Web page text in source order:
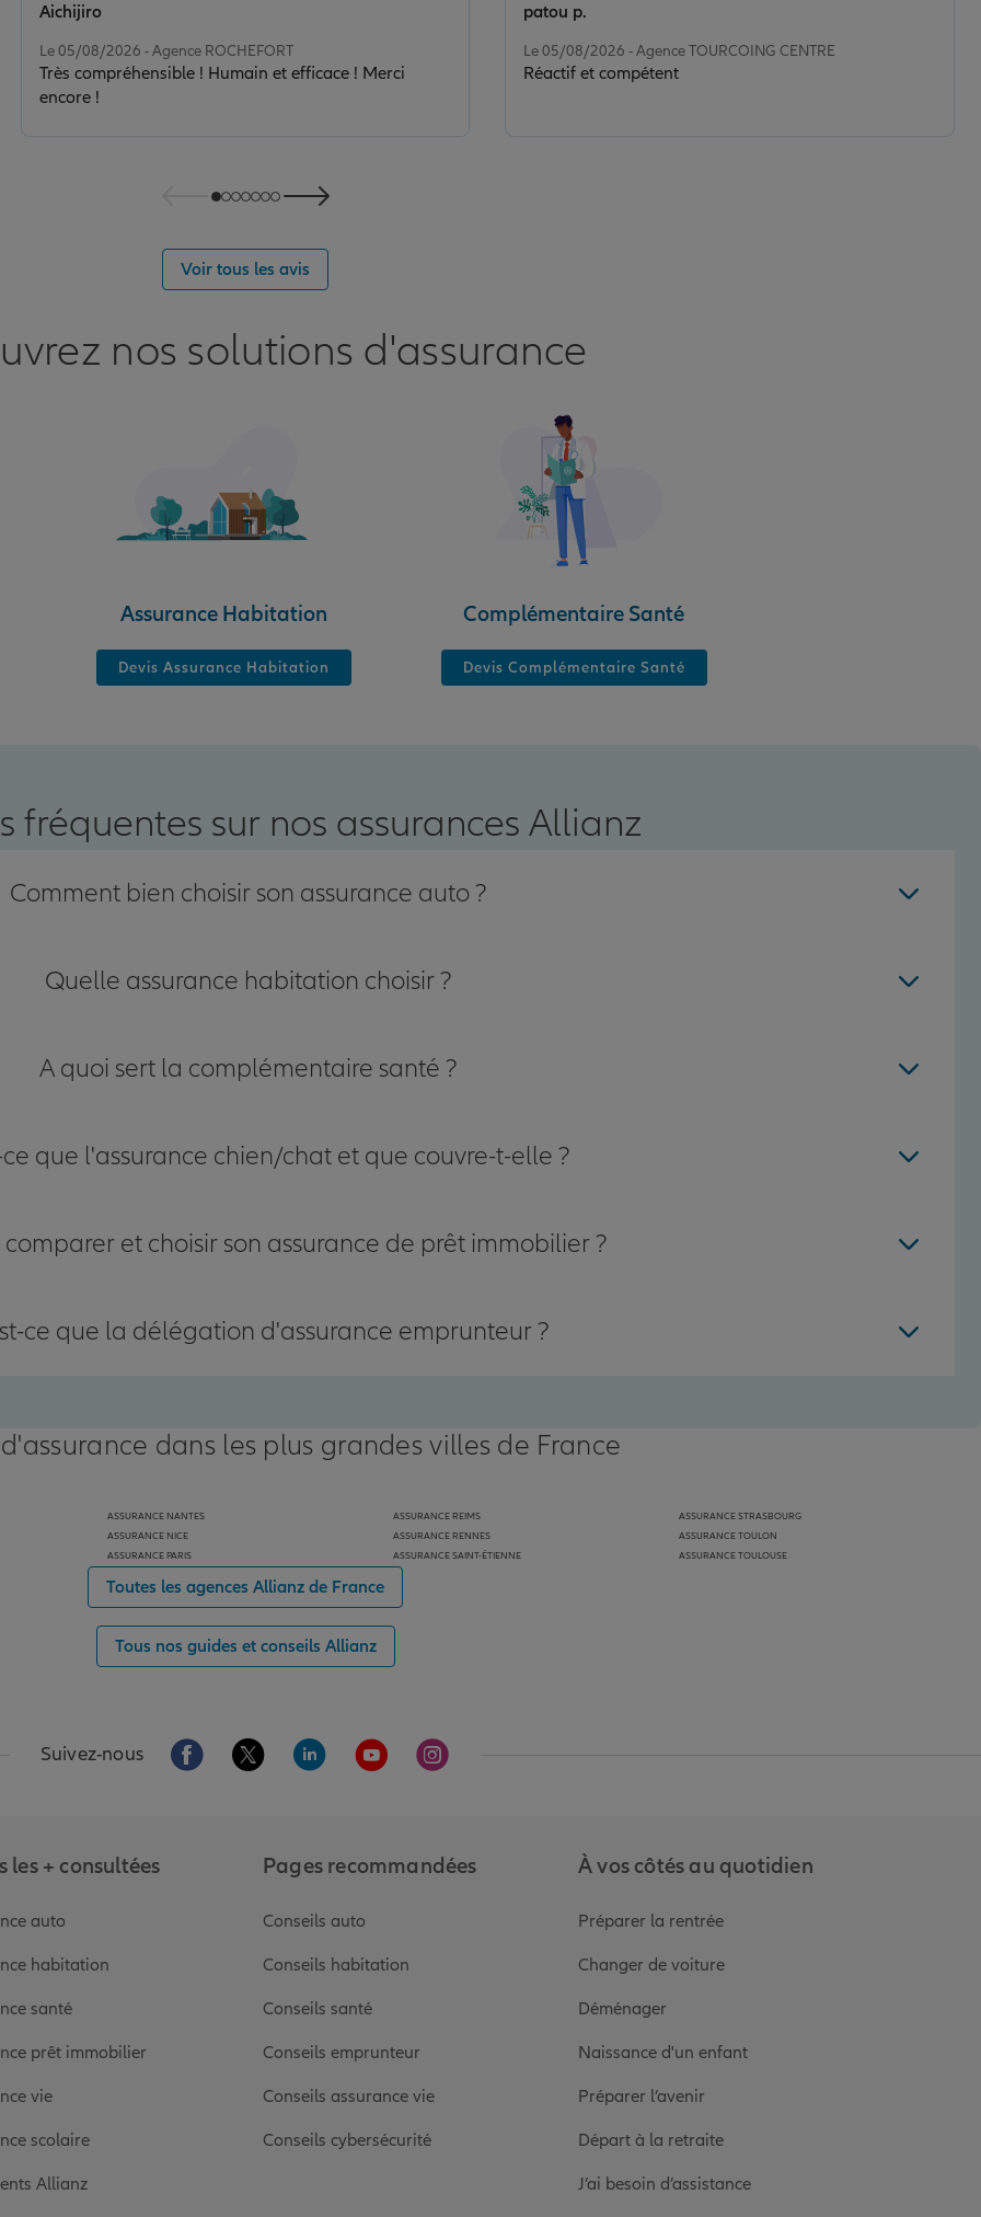
Le 05/08/2026 - Agence ROCHEFORT
Très compréhensible ! Humain et efficace ! Merci
encore !
Aichijiro
Le 05/08/2026 - Agence TOURCOING CENTRE
Réactif et compétent
patou p.
Voir tous les avis
nos solutions d'assurance
Assurance Habitation
Devis Assurance Habitation
Complémentaire Santé
Devis Complémentaire Santé
fréquentes sur nos assurances Allianz
Comment bien choisir son assurance auto ?
Quelle assurance habitation choisir ?
A quoi sert la complémentaire santé ?
que l'assurance chien/chat et que couvre-t-elle ?
et choisir son assurance de prêt immobilier ?
ce que la délégation d'assurance emprunteur ?
dans les plus grandes villes de France
ASSURANCE NANTES
ASSURANCE NICE
ASSURANCE PARIS
ASSURANCE REIMS
ASSURANCE RENNES
ASSURANCE SAINT-ÉTIENNE
ASSURANCE STRASBOURG
ASSURANCE TOULON
ASSURANCE TOULOUSE
Toutes les agences Allianz de France
Tous nos guides et conseils Allianz
Suivez-nous Aller sur la page Facebook de Allianz
Aller sur la page Twitter de Allianz
Aller sur la page Linkedin de Allianz
Aller sur la page Youtube de Allianz
Aller sur la page Instagram de Allianz
les + consultées
auto
habitation
santé
prêt immobilier
vie
scolaire
Allianz
Pages recommandées
Conseils auto
Conseils habitation
Conseils santé
Conseils emprunteur
Conseils assurance vie
Conseils cybersécurité
À vos côtés au quotidien
Préparer la rentrée
Changer de voiture
Déménager
Naissance d'un enfant
Préparer l’avenir
Départ à la retraite
J’ai besoin d’assistance